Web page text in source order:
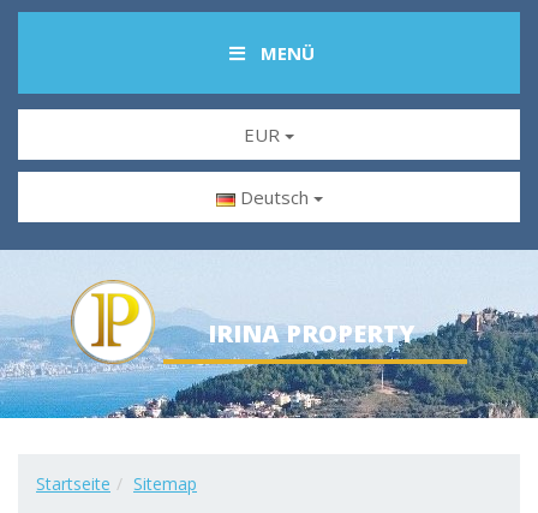
MENÜ
EUR
Deutsch
IRINA PROPERTY
Startseite Sitemap